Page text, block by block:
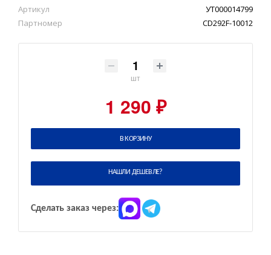
Артикул
УТ000014799
Партномер
CD292F-10012
шт
1 290 ₽
В КОРЗИНУ
НАШЛИ ДЕШЕВЛЕ?
Сделать заказ через: